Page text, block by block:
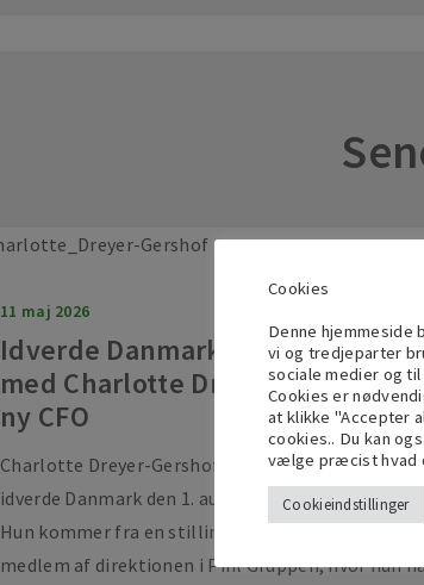
11 maj 2026
Idverde Danmark styrker
med Charlotte Dreyer-Gershof
ny CFO
Charlotte Dreyer-Gershof tiltræder som ny CFO
idverde Danmark den 1. august 2026.
Hun kommer fra en stilling som økonomidirektør
medlem af direktionen i Pihl Gruppen, hvor hun
Cookies
Denne hjemmeside
vi og tredjeparter
sociale medier og
Cookies er
at klikke "Accepter
cookies.. Du kan
vælge præcist hvad
Cookieindstillinger